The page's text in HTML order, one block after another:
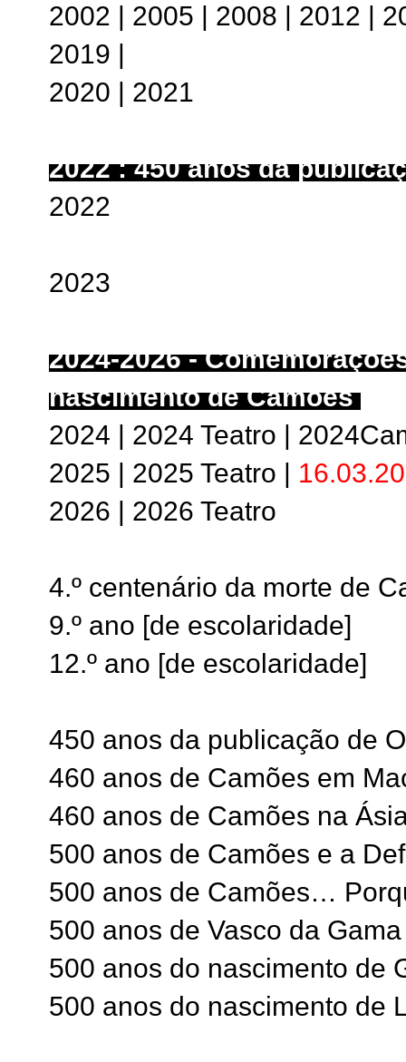
2002 | 2005 | 2008 | 2012 |
2019 |
2020 | 2021
2022 : 450 anos da
2022
2023
2024-2026 -
nascimento de Camões
2024 | 2024 Teatro |
2025 | 2025 Teatro |
2026 | 2026 Teatro
4.º centenário da morte de
9.º ano [de escolaridade]
12.º ano [de escolaridade]
450 anos da publicação de
460 anos de Camões em
460 anos de Camões na
500 anos de Camões e a
500 anos de Camões…
500 anos de Vasco da Gama
500 anos do nascimento de
500 anos do nascimento de